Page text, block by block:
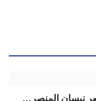
نيسان المنصر...